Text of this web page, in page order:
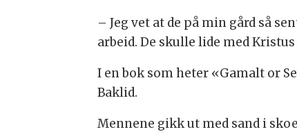
– Jeg vet at de på min gård så
arbeid. De skulle lide med
I en bok som heter «Gamalt or
Baklid.
Mennene gikk ut med sand i